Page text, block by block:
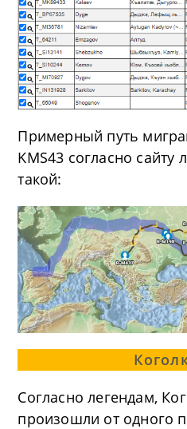
Примерный путь
KMS43 согласно сайту
такой:
Согласно легендам,
произошли от одного